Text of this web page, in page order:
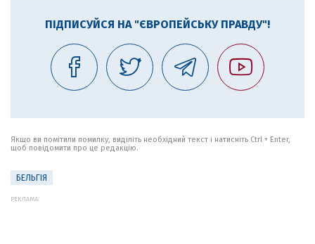
ПІДПИСУЙСЯ НА "ЄВРОПЕЙСЬКУ ПРАВДУ"!
Якщо ви помітили помилку, виділіть необхідний текст і натисніть Ctrl + Enter,
щоб повідомити про це редакцію.
БЕЛЬГІЯ
РЕКЛАМА: